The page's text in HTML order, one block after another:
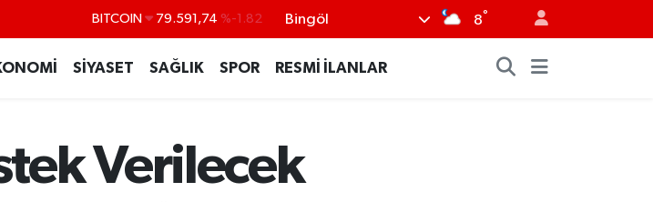
BITCOIN 79.591,74 %-1.82
G.ALTIN 6862,09000
BİST100 14.598,00 %0
Bingöl 8°
SİYASET SAĞLIK SPOR RESMİ İLANLAR
Verilecek